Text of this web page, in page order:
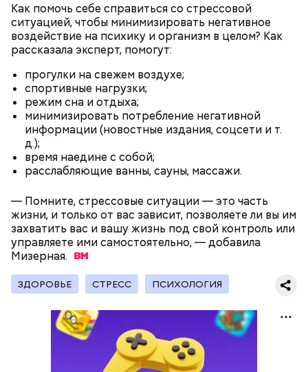
Как помочь себе справиться со стрессовой
ситуацией, чтобы минимизировать негативное
воздействие на психику и организм в целом? Как
рассказала эксперт, помогут:
прогулки на свежем воздухе;
спортивные нагрузки;
режим сна и отдыха;
минимизировать потребление негативной
информации (новостные издания, соцсети и т.
д.);
время наедине с собой;
расслабляющие ванны, сауны, массажи.
— Помните, стрессовые ситуации — это часть
жизни, и только от вас зависит, позволяете ли вы им
захватить вас и вашу жизнь под свой контроль или
управляете ими самостоятельно, — добавила
Мизерная.
ЗДОРОВЬЕ СТРЕСС ПСИХОЛОГИЯ
Фото: Shutterstock
Однако диетолог предупредила: не для всех дыня
может быть полезна. В первую очередь ее стоит
есть с осторожностью людям:
— Наиболее распространенные борщ, щи, котлеты,
салаты, лаваш с творогом и сыром, пироги, омлет,
запеканка. Щавеля там везде используется
немного, поэтому никакого вреда от него не будет.
Чем разнообразнее рацион питания человека, тем
лучше. Потому что это исключает вероятность
возникновения дефицитов микроэлементов, —
Вовсю идет и сезон черешни. «Вечерняя Москва»
узнала у врача — эндокринолога-диетолога
Натальи Лазуренко, как правильно есть эту ягоду